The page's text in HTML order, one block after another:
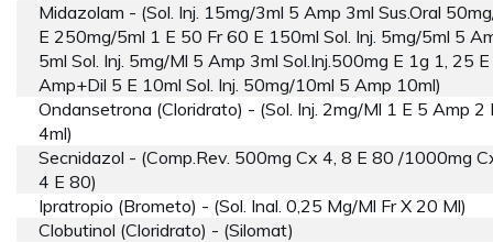
Midazolam - (sol. Inj. 15mg/3ml 5 Amp 3ml Sus.oral
E 250mg/5ml 1 E 50 Fr 60 E 150ml Sol. Inj. 5mg/5ml 5
5ml Sol. Inj. 5mg/ml 5 Amp 3ml Sol.inj.500mg E 1g 1, 25
Amp+dil 5 E 10ml Sol. Inj. 50mg/10ml 5 Amp 10ml)
Ondansetrona (cloridrato) - (sol. Inj. 2mg/ml 1 E 5 Amp 2
4ml)
Secnidazol - (comp.rev. 500mg Cx 4, 8 E 80 /1000mg
4 E 80)
Ipratropio (brometo) - (sol. Inal. 0,25 Mg/ml Fr X 20 Ml)
Clobutinol (cloridrato) - (silomat)